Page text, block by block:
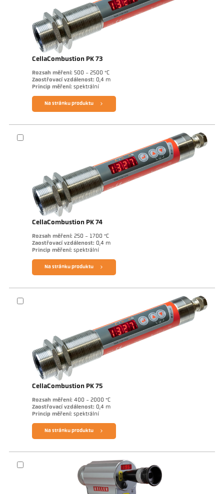
CellaCombustion PK 73
Rozsah měření: 500 - 2500 °C
Zaostřovací vzdálenost: 0,4 m
Princip měření: spektrální
Na stránku produktu
CellaCombustion PK 74
Rozsah měření: 250 - 1700 °C
Zaostřovací vzdálenost: 0,4 m
Princip měření: spektrální
Na stránku produktu
CellaCombustion PK 75
Rozsah měření: 400 - 2000 °C
Zaostřovací vzdálenost: 0,4 m
Princip měření: spektrální
Na stránku produktu